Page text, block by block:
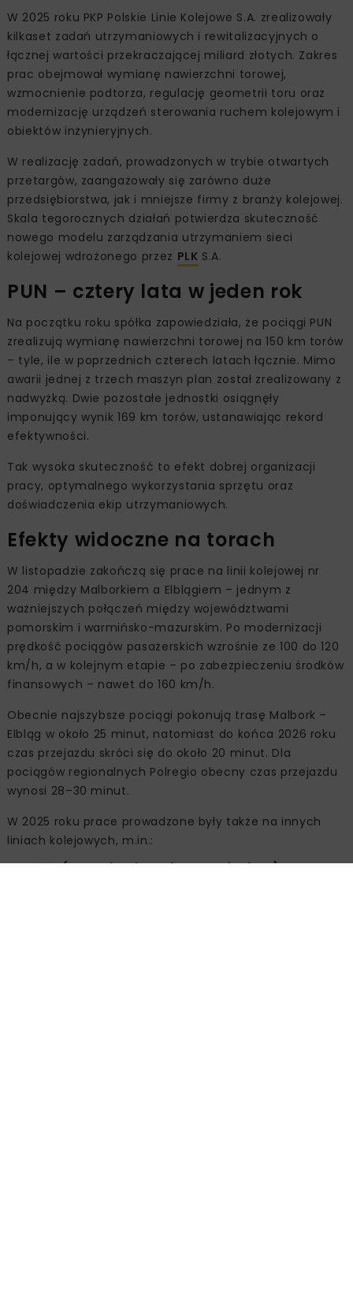
W 2025 roku PKP Polskie Linie Kolejowe S.A. zrealizowały
kilkaset zadań utrzymaniowych i rewitalizacyjnych o
łącznej wartości przekraczającej miliard złotych. Zakres
prac obejmował wymianę nawierzchni torowej,
wzmocnienie podtorza, regulację geometrii toru oraz
modernizację urządzeń sterowania ruchem kolejowym i
obiektów inżynieryjnych.
W realizację zadań, prowadzonych w trybie otwartych
przetargów, zaangażowały się zarówno duże
przedsiębiorstwa, jak i mniejsze firmy z branży kolejowej.
Skala tegorocznych działań potwierdza skuteczność
nowego modelu zarządzania utrzymaniem sieci
kolejowej wdrożonego przez PLK S.A.
PUN – cztery lata w jeden rok
Na początku roku spółka zapowiedziała, że pociągi PUN
zrealizują wymianę nawierzchni torowej na 150 km torów
– tyle, ile w poprzednich czterech latach łącznie. Mimo
awarii jednej z trzech maszyn plan został zrealizowany z
nadwyżką. Dwie pozostałe jednostki osiągnęły
imponujący wynik 169 km torów, ustanawiając rekord
efektywności.
Tak wysoka skuteczność to efekt dobrej organizacji
pracy, optymalnego wykorzystania sprzętu oraz
doświadczenia ekip utrzymaniowych.
Efekty widoczne na torach
W listopadzie zakończą się prace na linii kolejowej nr
204 między Malborkiem a Elblągiem – jednym z
ważniejszych połączeń między województwami
pomorskim i warmińsko-mazurskim. Po modernizacji
prędkość pociągów pasażerskich wzrośnie ze 100 do 120
km/h, a w kolejnym etapie – po zabezpieczeniu środków
finansowych – nawet do 160 km/h.
Obecnie najszybsze pociągi pokonują trasę Malbork –
Elbląg w około 25 minut, natomiast do końca 2026 roku
czas przejazdu skróci się do około 20 minut. Dla
pociągów regionalnych Polregio obecny czas przejazdu
wynosi 28–30 minut.
W 2025 roku prace prowadzone były także na innych
liniach kolejowych, m.in.:
LK154 (Przemiarki – Dąbrowa Górnicza)– po